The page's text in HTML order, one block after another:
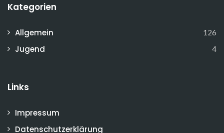
Kategorien
Allgemein 126
Jugend 4
Links
Impressum
Datenschutzerklärung